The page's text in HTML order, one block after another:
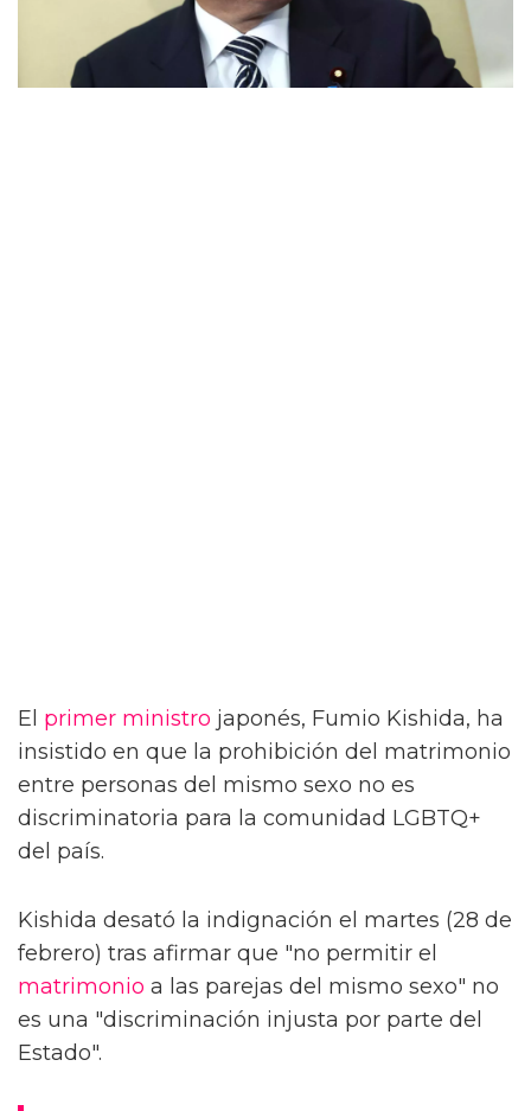
El primer ministro japonés, Fumio Kishida, ha
insistido en que la prohibición del matrimonio
entre personas del mismo sexo no es
discriminatoria para la comunidad LGBTQ+
del país.
Kishida desató la indignación el martes (28 de
febrero) tras afirmar que "no permitir el
matrimonio a las parejas del mismo sexo" no
es una "discriminación injusta por parte del
Estado".